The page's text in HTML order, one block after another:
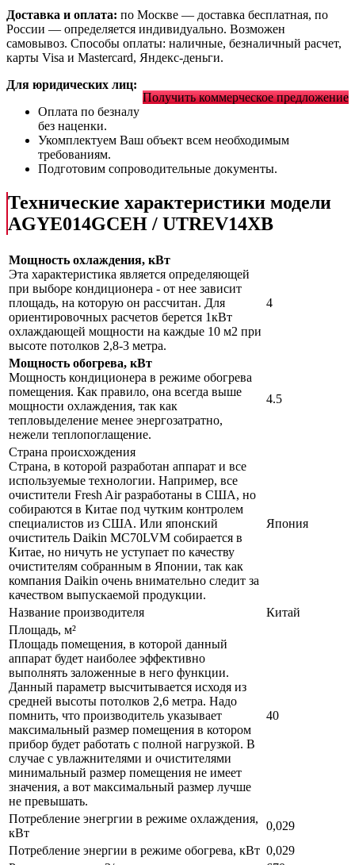
Доставка и оплата: по Москве — доставка бесплатная, по
России — определяется индивидуально. Возможен
самовывоз. Способы оплаты: наличные, безналичный расчет,
карты Visa и Mastercard, Яндекс-деньги.
Получить коммерческое предложение
Для юридических лиц:
Оплата по безналу
без наценки.
Укомплектуем Ваш объект всем необходимым
требованиям.
Подготовим сопроводительные документы.
Технические характеристики модели
AGYE014GCEH / UTREV14XB
Мощность охлаждения, кВт
Эта характеристика является определяющей
при выборе кондиционера - от нее зависит
площадь, на которую он рассчитан. Для
ориентировочных расчетов берется 1кВт
охлаждающей мощности на каждые 10 м2 при
высоте потолков 2,8-3 метра.
4
Мощность обогрева, кВт
Мощность кондиционера в режиме обогрева
помещения. Как правило, она всегда выше
мощности охлаждения, так как
тепловыделение менее энергозатратно,
нежели теплопоглащение.
4.5
Страна происхождения
Страна, в которой разработан аппарат и все
используемые технологии. Например, все
очистители Fresh Air разработаны в США, но
собираются в Китае под чутким контролем
специалистов из США. Или японский
очиститель Daikin MC70LVM собирается в
Китае, но ничуть не уступает по качеству
очистителям собранным в Японии, так как
компания Daikin очень внимательно следит за
качеством выпускаемой продукции.
Япония
Название производителя
Китай
Площадь, м²
Площадь помещения, в которой данный
аппарат будет наиболее эффективно
выполнять заложенные в него функции.
Данный параметр высчитывается исходя из
средней высоты потолков 2,6 метра. Надо
помнить, что производитель указывает
максимальный размер помещения в котором
прибор будет работать с полной нагрузкой. В
случае с увлажнителями и очистителями
минимальный размер помещения не имеет
значения, а вот максимальный размер лучше
не превышать.
40
Потребление энегргии в режиме охлаждения,
кВт
0,029
Потребление энергии в режиме обогрева, кВт 0,029